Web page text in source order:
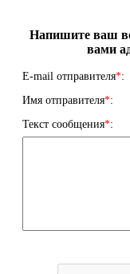
Напишите ваш
вами
E-mail отправителя*:
Имя отправителя*:
Текст сообщения*: